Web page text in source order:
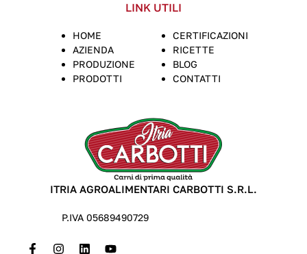
LINK UTILI
HOME
AZIENDA
PRODUZIONE
PRODOTTI
CERTIFICAZIONI
RICETTE
BLOG
CONTATTI
ITRIA AGROALIMENTARI CARBOTTI S.R.L.
P.IVA 05689490729